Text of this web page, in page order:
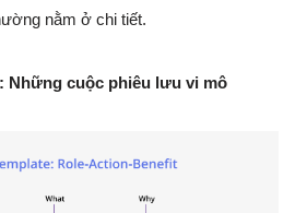
nằm ở chi tiết.
Những cuộc phiêu lưu vi mô